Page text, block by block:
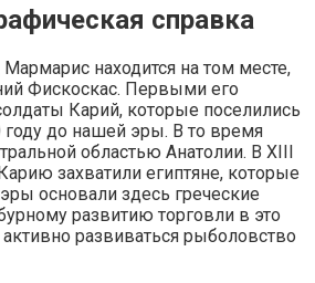
справка
находится на том месте,
Фискоскас. Первыми его
Карий, которые поселились
году до нашей эры. В то время
областью Анатолии. В ХIIІ
захватили египтяне, которые
основали здесь греческие
развитию торговли в это
развиваться рыболовство